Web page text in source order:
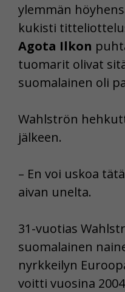
ylemmän
kukisti
Agota Ilkon
tuomarit olivat
suomalainen oli
Wahlströn
jälkeen.
– En voi uskoa
aivan unelta.
31-vuotias
suomalainen
nyrkkeilyn
voitti vuosina